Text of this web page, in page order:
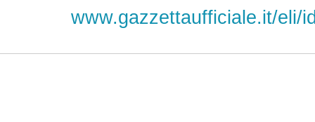
www.gazzettaufficiale.it/eli/